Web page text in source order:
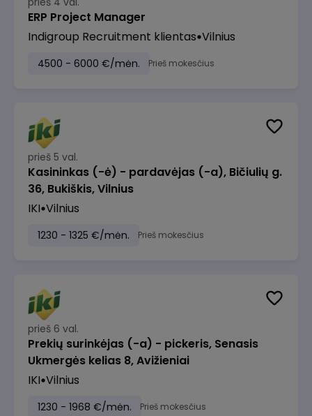
ERP Project Manager
Indigroup Recruitment klientas Vilnius
4500 - 6000 €/mėn. Prieš mokesčius
prieš 5 val.
Kasininkas (-ė) - pardavėjas (-a), Bičiulių g.
36, Bukiškis, Vilnius
IKI Vilnius
1230 - 1325 €/mėn. Prieš mokesčius
prieš 6 val.
Prekių surinkėjas (-a) - pickeris, Senasis
Ukmergės kelias 8, Avižieniai
IKI Vilnius
1230 - 1968 €/mėn. Prieš mokesčius